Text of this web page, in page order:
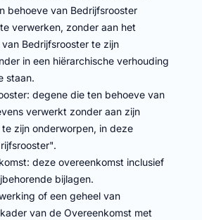
behoeve van Bedrijfsrooster
verwerken, zonder aan het
Bedrijfsrooster te zijn
in een hiërarchische verhouding
staan.
degene die ten behoeve van
verwerkt zonder aan zijn
zijn onderworpen, in deze
deze overeenkomst inclusief
bijlagen.
of een geheel van
van de Overeenkomst met